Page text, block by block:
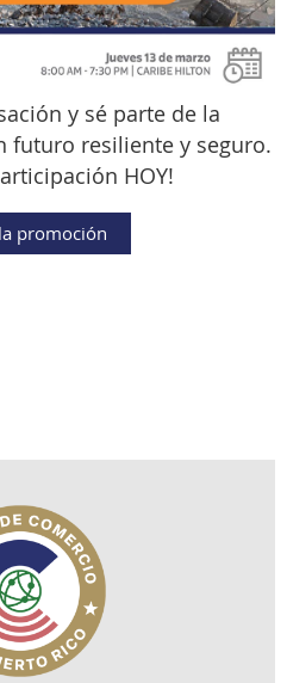
y sé parte de la
futuro resiliente y seguro.
HOY!
promoción